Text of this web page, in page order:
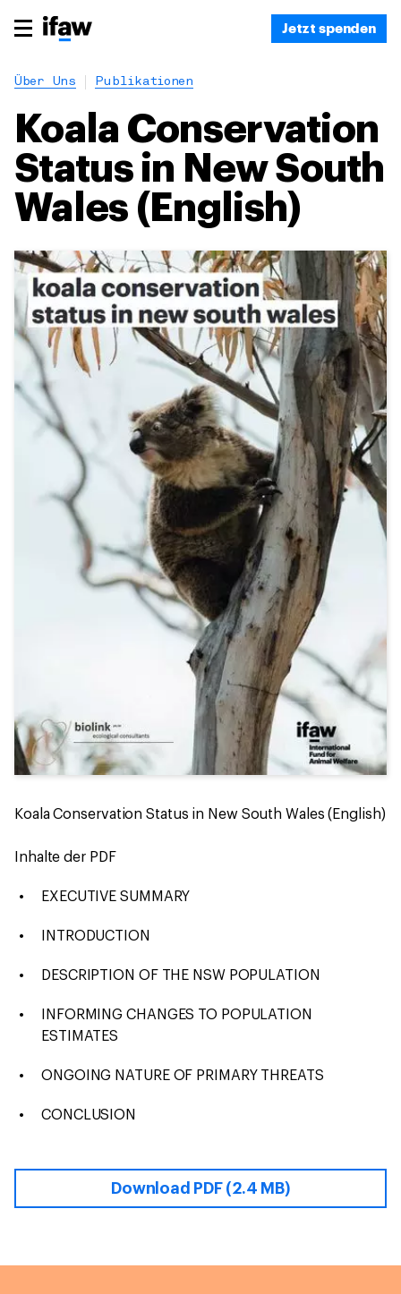
Jetzt spenden
Über Uns Publikationen
Koala Conservation
Status in New South
Wales (English)
Koala Conservation Status in New South Wales (English)
Inhalte der PDF
EXECUTIVE SUMMARY
INTRODUCTION
DESCRIPTION OF THE NSW POPULATION
INFORMING CHANGES TO POPULATION
ESTIMATES
ONGOING NATURE OF PRIMARY THREATS
CONCLUSION
Download PDF (2.4 MB)